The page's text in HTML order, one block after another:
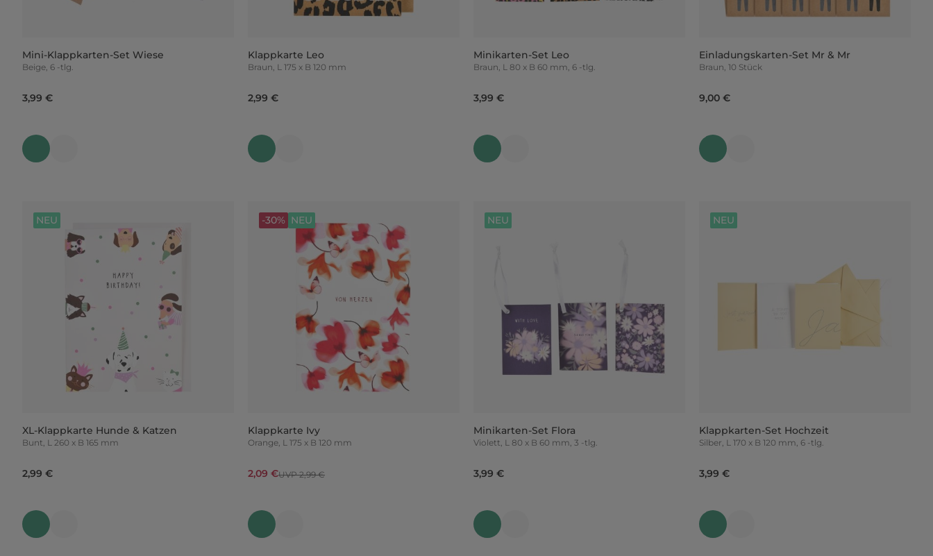
Mini-Klappkarten-Set Wiese
Beige, 6 -tlg.
3,99 €
Klappkarte Leo
Braun, L 175 x B 120 mm
2,99 €
Minikarten-Set Leo
Braun, L 80 x B 60 mm, 6 -tlg.
3,99 €
Einladungskarten-Set Mr & Mr
Braun, 10 Stück
9,00 €
XL-Klappkarte Hunde & Katzen
Bunt, L 260 x B 165 mm
2,99 €
NEU
Klappkarte Ivy
Orange, L 175 x B 120 mm
2,09 €UVP 2,99 €
-30% NEU
Minikarten-Set Flora
Violett, L 80 x B 60 mm, 3 -tlg.
3,99 €
NEU
Klappkarten-Set Hochzeit
Silber, L 170 x B 120 mm, 6 -tlg.
3,99 €
NEU